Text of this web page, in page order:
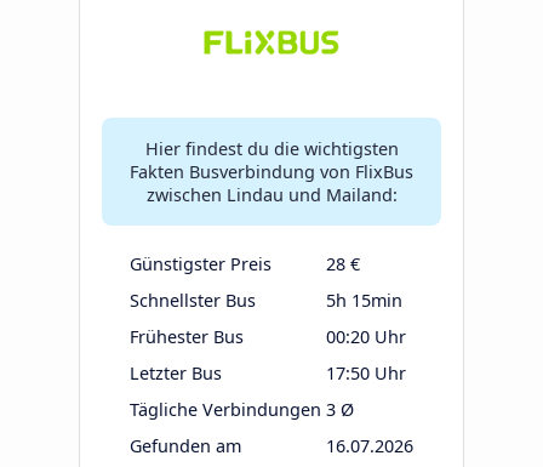
Hier findest du die wichtigsten
Fakten Busverbindung von FlixBus
zwischen Lindau und Mailand:
Günstigster Preis
28 €
Schnellster Bus
5h 15min
Frühester Bus
00:20 Uhr
Letzter Bus
17:50 Uhr
Tägliche Verbindungen 3 Ø
Gefunden am
16.07.2026